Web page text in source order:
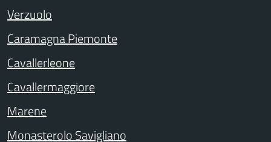
Verzuolo
Caramagna Piemonte
Cavallerleone
Cavallermaggiore
Marene
Monasterolo Savigliano